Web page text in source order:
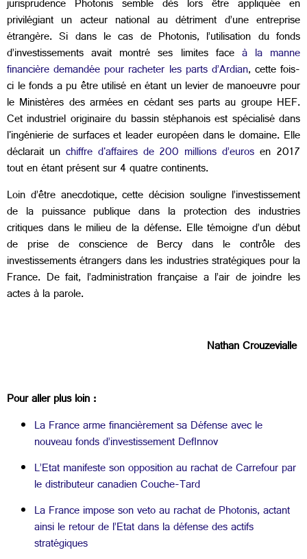
jurisprudence Photonis semble dès lors être appliquée en
privilégiant un acteur national au détriment d’une entreprise
étrangère. Si dans le cas de Photonis, l’utilisation du fonds
d’investissements avait montré ses limites face à la manne
financière demandée pour racheter les parts d’Ardian, cette fois-
ci le fonds a pu être utilisé en étant un levier de manoeuvre pour
le Ministères des armées en cédant ses parts au groupe HEF.
Cet industriel originaire du bassin stéphanois est spécialisé dans
l'ingénierie de surfaces et leader européen dans le domaine. Elle
déclarait unchiffre d'affaires de 200 millions d’eurosen 2017
tout en étant présent sur 4 quatre continents.
Loin d’être anecdotique, cette décision souligne l’investissement
de la puissance publique dans la protection des industries
critiques dans le milieu de la défense. Elle témoigne d’un début
de prise de conscience de Bercy dans le contrôle des
investissements étrangers dans les industries stratégiques pour la
France. De fait, l’administration française a l’air de joindre les
actes à la parole.
Nathan Crouzevialle
Pour aller plus loin :
La France arme financièrement sa Défense avec le
nouveau fonds d’investissement DefInnov
L’Etat manifeste son opposition au rachat de Carrefour par
le distributeur canadien Couche-Tard
La France impose son veto au rachat de Photonis, actant
ainsi le retour de l’Etat dans la défense des actifs
stratégiques